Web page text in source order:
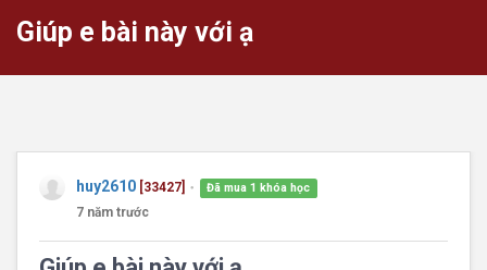
Giúp e bài này với ạ
huy2610 [33427] ● Đã mua 1 khóa học
7 năm trước